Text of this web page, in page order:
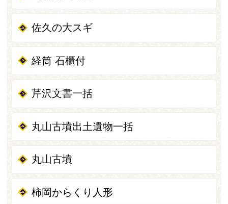
佐久の大スギ
経筒 石櫃付
芹沢文書一括
丸山古墳出土遺物一括
丸山古墳
柿岡からくり人形